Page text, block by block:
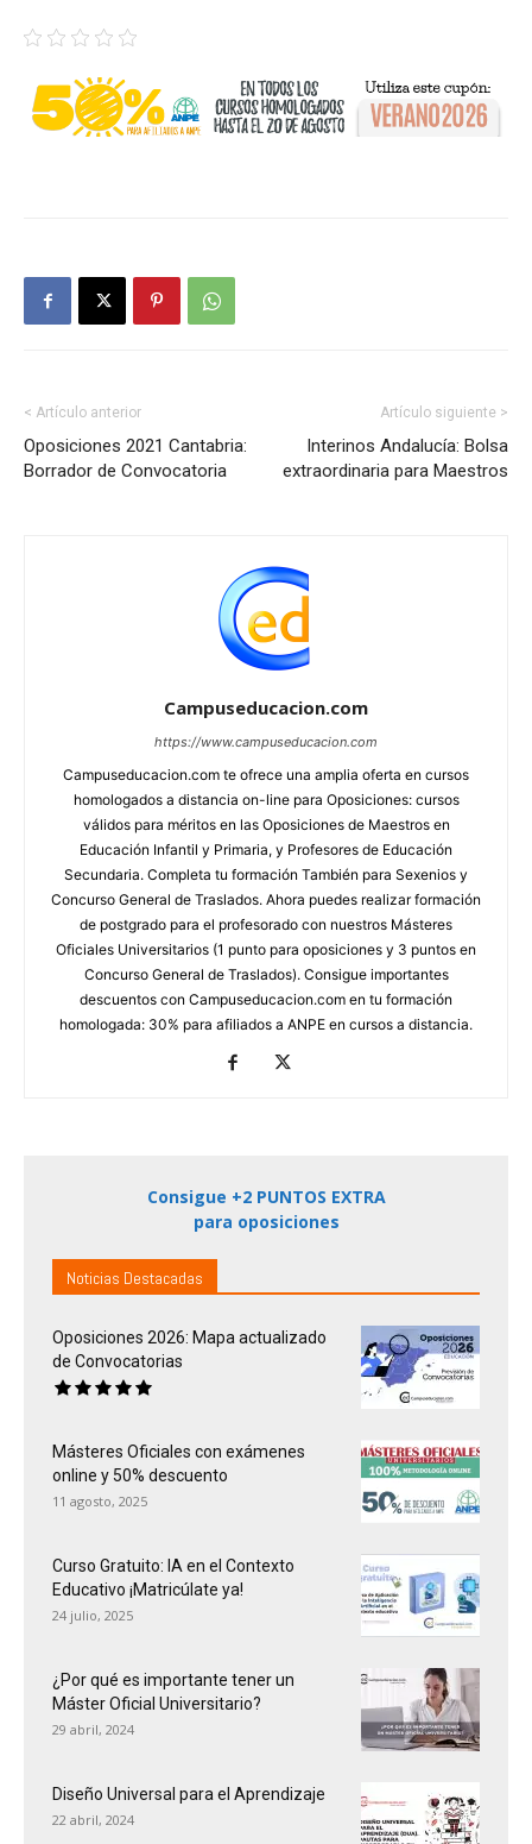
< Artículo anterior
Oposiciones 2021 Cantabria:
Borrador de Convocatoria
Artículo siguiente >
Interinos Andalucía: Bolsa
extraordinaria para Maestros
Campuseducacion.com
https://www.campuseducacion.com
Campuseducacion.com te ofrece una amplia oferta en cursos
homologados a distancia on-line para Oposiciones: cursos
válidos para méritos en las Oposiciones de Maestros en
Educación Infantil y Primaria, y Profesores de Educación
Secundaria. Completa tu formación También para Sexenios y
Concurso General de Traslados. Ahora puedes realizar formación
de postgrado para el profesorado con nuestros Másteres
Oficiales Universitarios (1 punto para oposiciones y 3 puntos en
Concurso General de Traslados). Consigue importantes
descuentos con Campuseducacion.com en tu formación
homologada: 30% para afiliados a ANPE en cursos a distancia.
Consigue +2 PUNTOS EXTRA
para oposiciones
Noticias Destacadas
Oposiciones 2026: Mapa actualizado
de Convocatorias
Másteres Oficiales con exámenes
online y 50% descuento
11 agosto, 2025
Curso Gratuito: IA en el Contexto
Educativo ¡Matricúlate ya!
24 julio, 2025
¿Por qué es importante tener un
Máster Oficial Universitario?
29 abril, 2024
Diseño Universal para el Aprendizaje
22 abril, 2024